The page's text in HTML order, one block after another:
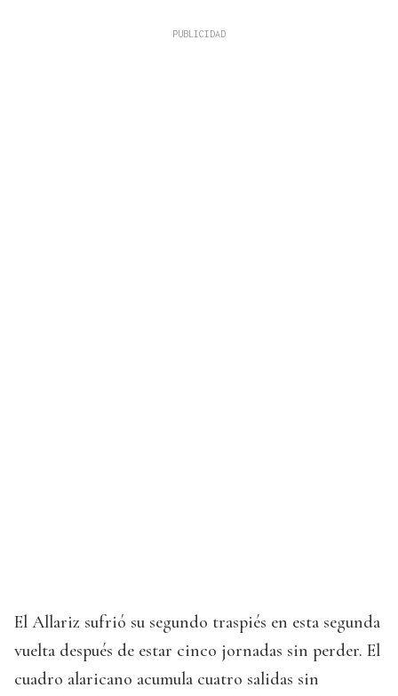
El Allariz sufrió su segundo traspiés en esta segunda
vuelta después de estar cinco jornadas sin perder. El
cuadro alaricano acumula cuatro salidas sin